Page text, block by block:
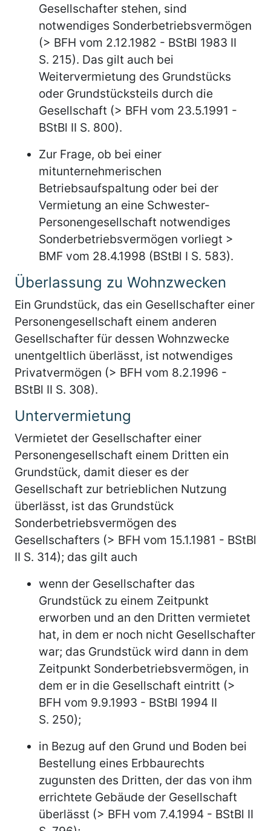
Gesellschafter stehen, sind
notwendiges Sonderbetriebsvermögen
(> BFH vom 2.12.1982 - BStBl 1983 II
S. 215). Das gilt auch bei
Weitervermietung des Grundstücks
oder Grundstücksteils durch die
Gesellschaft (> BFH vom 23.5.1991 -
BStBl II S. 800).
Zur Frage, ob bei einer
mitunternehmerischen
Betriebsaufspaltung oder bei der
Vermietung an eine Schwester-
Personengesellschaft notwendiges
Sonderbetriebsvermögen vorliegt >
BMF vom 28.4.1998 (BStBl I S. 583).
Überlassung zu Wohnzwecken
Ein Grundstück, das ein Gesellschafter einer
Personengesellschaft einem anderen
Gesellschafter für dessen Wohnzwecke
unentgeltlich überlässt, ist notwendiges
Privatvermögen (> BFH vom 8.2.1996 -
BStBl II S. 308).
Untervermietung
Vermietet der Gesellschafter einer
Personengesellschaft einem Dritten ein
Grundstück, damit dieser es der
Gesellschaft zur betrieblichen Nutzung
überlässt, ist das Grundstück
Sonderbetriebsvermögen des
Gesellschafters (> BFH vom 15.1.1981 - BStBl
II S. 314); das gilt auch
wenn der Gesellschafter das
Grundstück zu einem Zeitpunkt
erworben und an den Dritten vermietet
hat, in dem er noch nicht Gesellschafter
war; das Grundstück wird dann in dem
Zeitpunkt Sonderbetriebsvermögen, in
dem er in die Gesellschaft eintritt (>
BFH vom 9.9.1993 - BStBl 1994 II
S. 250);
in Bezug auf den Grund und Boden bei
Bestellung eines Erbbaurechts
zugunsten des Dritten, der das von ihm
errichtete Gebäude der Gesellschaft
überlässt (> BFH vom 7.4.1994 - BStBl II